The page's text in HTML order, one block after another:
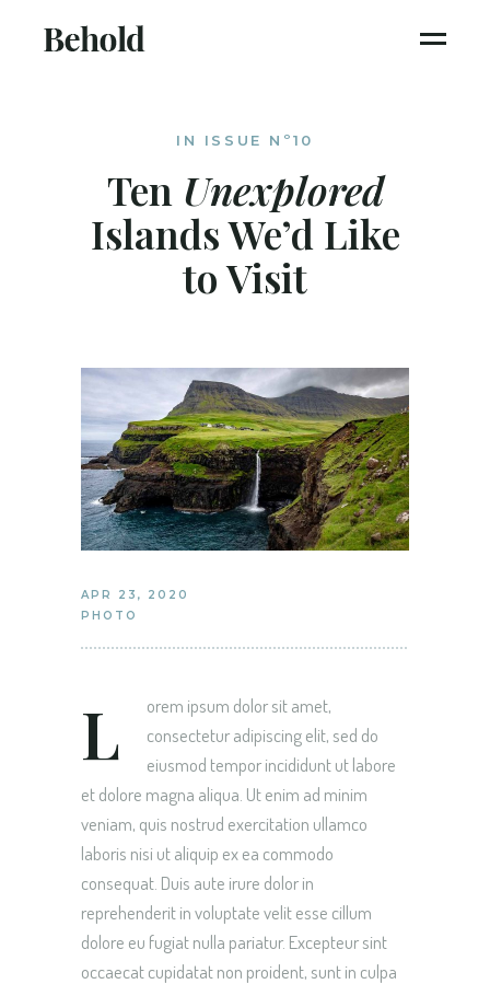
IN ISSUE Nº10
Ten Unexplored
Islands We’d Like
to Visit
APR 23, 2020
PHOTO
L
orem ipsum dolor sit amet,
consectetur adipiscing elit, sed do
eiusmod tempor incididunt ut labore
et dolore magna aliqua. Ut enim ad minim
veniam, quis nostrud exercitation ullamco
laboris nisi ut aliquip ex ea commodo
consequat. Duis aute irure dolor in
reprehenderit in voluptate velit esse cillum
dolore eu fugiat nulla pariatur. Excepteur sint
occaecat cupidatat non proident, sunt in culpa